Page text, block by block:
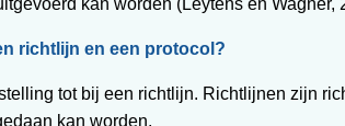
kan worden (Leytens en Wagner,
richtlijn en een protocol?
tot bij een richtlijn. Richtlijnen zijn
kan worden.